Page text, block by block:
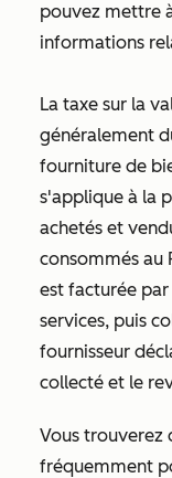
pouvez mettre
informations
La taxe sur la
généralement
fourniture de
s'applique à la
achetés et
consommés au
est facturée
services, puis
fournisseur
collecté et le
Vous trouverez
fréquemment